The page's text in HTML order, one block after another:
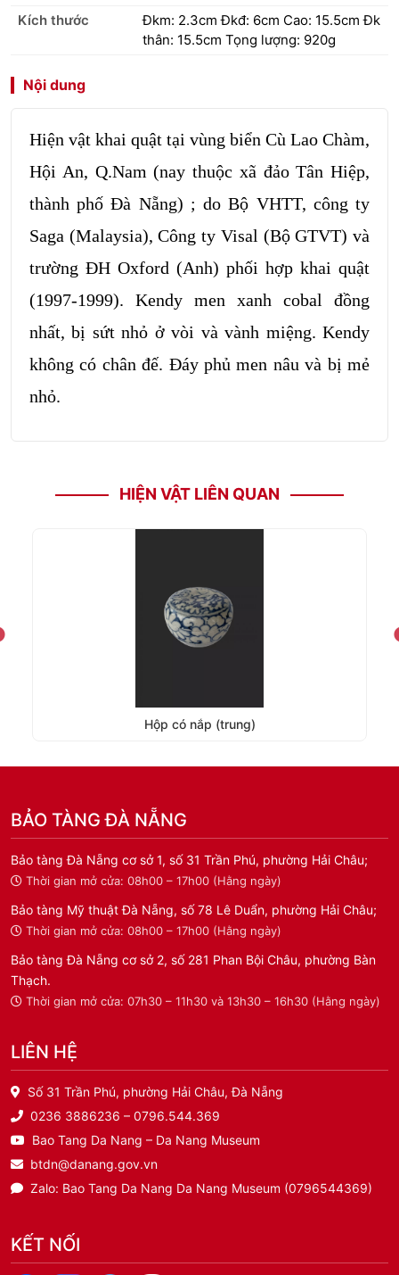
Kích thước
Đkm: 2.3cm Đkđ: 6cm Cao: 15.5cm Đk
thân: 15.5cm Tọng lượng: 920g
Nội dung
Hiện vật khai quật tại vùng biển Cù Lao Chàm,
Hội An, Q.Nam (nay thuộc xã đảo Tân Hiệp,
thành phố Đà Nẵng) ; do Bộ VHTT, công ty
Saga (Malaysia), Công ty Visal (Bộ GTVT) và
trường ĐH Oxford (Anh) phối hợp khai quật
(1997-1999). Kendy men xanh cobal đồng
nhất, bị sứt nhỏ ở vòi và vành miệng. Kendy
không có chân đế. Đáy phủ men nâu và bị mẻ
nhỏ.
HIỆN VẬT LIÊN QUAN
Hộp có nắp (trung)
BẢO TÀNG ĐÀ NẴNG
Bảo tàng Đà Nẵng cơ sở 1, số 31 Trần Phú, phường Hải Châu;
Thời gian mở cửa: 08h00 – 17h00 (Hằng ngày)
Bảo tàng Mỹ thuật Đà Nẵng, số 78 Lê Duẩn, phường Hải Châu;
Thời gian mở cửa: 08h00 – 17h00 (Hằng ngày)
Bảo tàng Đà Nẵng cơ sở 2, số 281 Phan Bội Châu, phường Bàn
Thạch.
Thời gian mở cửa: 07h30 – 11h30 và 13h30 – 16h30 (Hằng ngày)
LIÊN HỆ
Số 31 Trần Phú, phường Hải Châu, Đà Nẵng
0236 3886236 – 0796.544.369
Bao Tang Da Nang – Da Nang Museum
btdn@danang.gov.vn
Zalo: Bao Tang Da Nang Da Nang Museum (0796544369)
KẾT NỐI